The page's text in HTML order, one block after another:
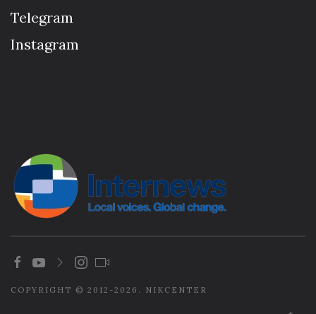
Telegram
Instagram
COPYRIGHT © 2012-2026. NIKCENTER